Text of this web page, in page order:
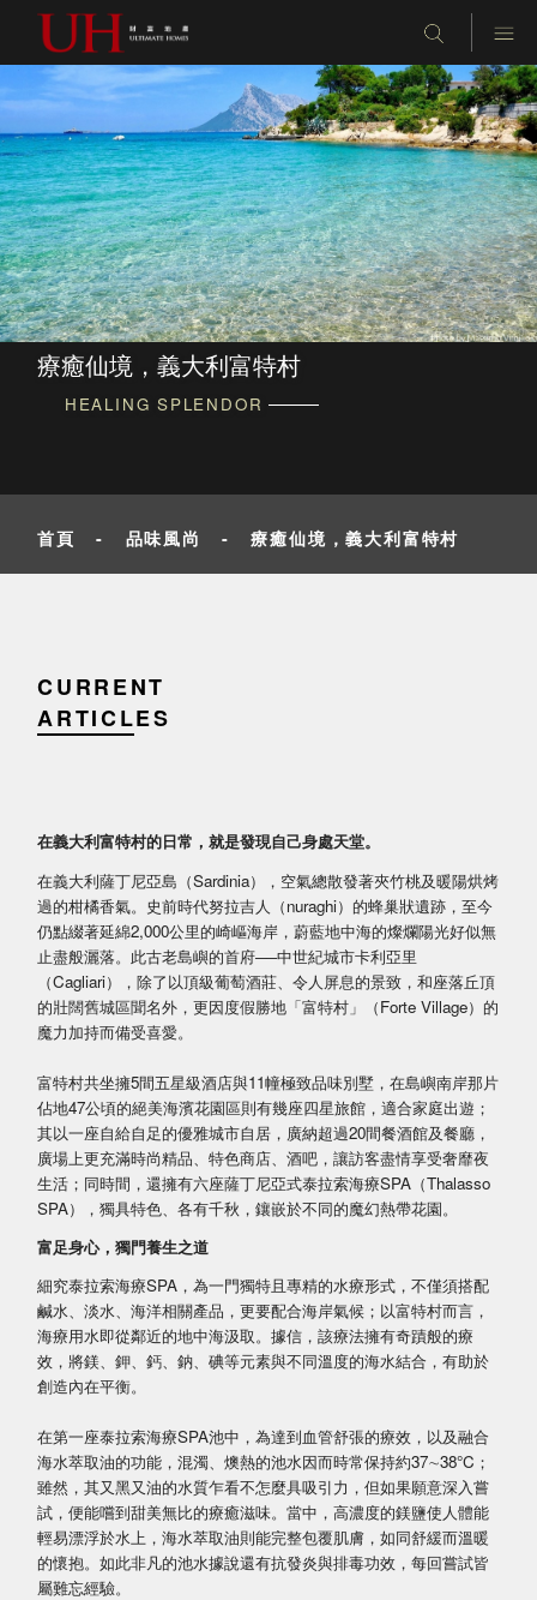
療癒仙境，義大利富特村
HEALING SPLENDOR
首頁 - 品味風尚 - 療癒仙境，義大利富特村
CURRENT
ARTICLES
在義大利富特村的日常，就是發現自己身處天堂。
在義大利薩丁尼亞島（Sardinia），空氣總散發著夾竹桃及暖陽烘烤
過的柑橘香氣。史前時代努拉吉人（nuraghi）的蜂巢狀遺跡，至今
仍點綴著延綿2,000公里的崎嶇海岸，蔚藍地中海的燦爛陽光好似無
止盡般灑落。此古老島嶼的首府──中世紀城市卡利亞里
（Cagliari），除了以頂級葡萄酒莊、令人屏息的景致，和座落丘頂
的壯闊舊城區聞名外，更因度假勝地「富特村」（Forte Village）的
魔力加持而備受喜愛。
富特村共坐擁5間五星級酒店與11幢極致品味別墅，在島嶼南岸那片
佔地47公頃的絕美海濱花園區則有幾座四星旅館，適合家庭出遊；
其以一座自給自足的優雅城市自居，廣納超過20間餐酒館及餐廳，
廣場上更充滿時尚精品、特色商店、酒吧，讓訪客盡情享受奢靡夜
生活；同時間，還擁有六座薩丁尼亞式泰拉索海療SPA（Thalasso
SPA），獨具特色、各有千秋，鑲嵌於不同的魔幻熱帶花園。
富足身心，獨門養生之道
細究泰拉索海療SPA，為一門獨特且專精的水療形式，不僅須搭配
鹹水、淡水、海洋相關產品，更要配合海岸氣候；以富特村而言，
海療用水即從鄰近的地中海汲取。據信，該療法擁有奇蹟般的療
效，將鎂、鉀、鈣、鈉、碘等元素與不同溫度的海水結合，有助於
創造內在平衡。
在第一座泰拉索海療SPA池中，為達到血管舒張的療效，以及融合
海水萃取油的功能，混濁、燠熱的池水因而時常保持約37∼38°C；
雖然，其又黑又油的水質乍看不怎麼具吸引力，但如果願意深入嘗
試，便能嚐到甜美無比的療癒滋味。當中，高濃度的鎂鹽使人體能
輕易漂浮於水上，海水萃取油則能完整包覆肌膚，如同舒緩而溫暖
的懷抱。如此非凡的池水據說還有抗發炎與排毒功效，每回嘗試皆
屬難忘經驗。